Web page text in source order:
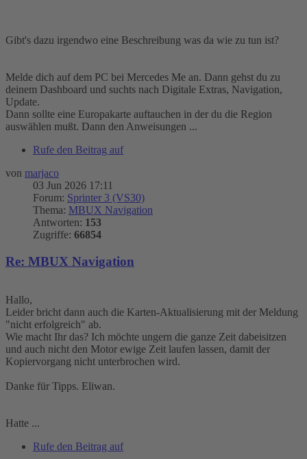
Gibt's dazu irgendwo eine Beschreibung was da wie zu tun ist?
Melde dich auf dem PC bei Mercedes Me an. Dann gehst du zu
deinem Dashboard und suchts nach Digitale Extras, Navigation,
Update.
Dann sollte eine Europakarte auftauchen in der du die Region
auswählen mußt. Dann den Anweisungen ...
Rufe den Beitrag auf
von marjaco
03 Jun 2026 17:11
Forum: Sprinter 3 (VS30)
Thema: MBUX Navigation
Antworten: 153
Zugriffe: 66854
Re: MBUX Navigation
Hallo,
Leider bricht dann auch die Karten-Aktualisierung mit der Meldung
"nicht erfolgreich" ab.
Wie macht Ihr das? Ich möchte ungern die ganze Zeit dabeisitzen
und auch nicht den Motor ewige Zeit laufen lassen, damit der
Kopiervorgang nicht unterbrochen wird.
Danke für Tipps. Eliwan.
Hatte ...
Rufe den Beitrag auf